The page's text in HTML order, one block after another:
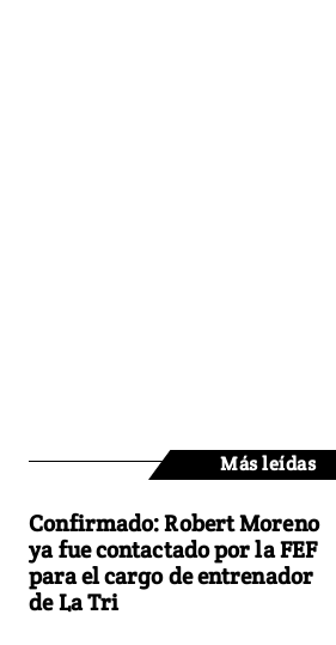
Más leídas
Confirmado: Robert Moreno
ya fue contactado por la FEF
para el cargo de entrenador
de La Tri